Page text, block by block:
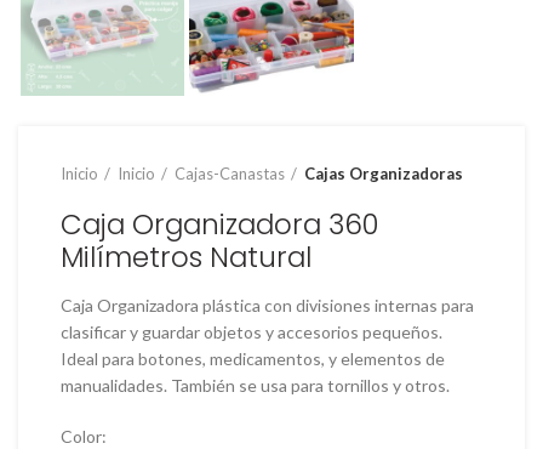
Inicio Inicio Cajas-Canastas Cajas Organizadoras
Caja Organizadora 360
Milímetros Natural
Caja Organizadora plástica con divisiones internas para
clasificar y guardar objetos y accesorios pequeños.
Ideal para botones, medicamentos, y elementos de
manualidades. También se usa para tornillos y otros.
Color: